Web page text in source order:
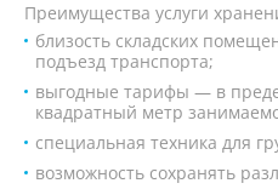
Преимущества услуги
близость складских
подъезд транспорта;
выгодные тарифы — в
квадратный метр
специальная техника для
возможность сохранять